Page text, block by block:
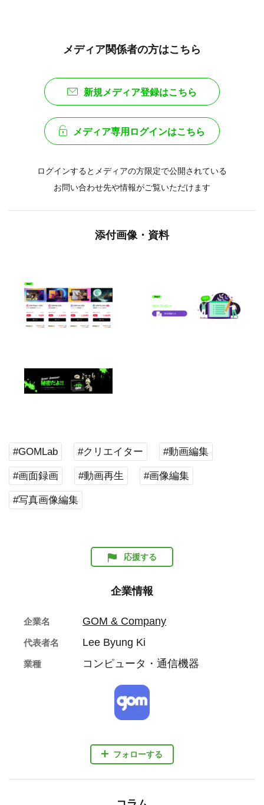
メディア関係者の方はこちら
新規メディア登録はこちら
メディア専用ログインはこちら
ログインするとメディアの方限定で公開されている
お問い合わせ先や情報がご覧いただけます
添付画像・資料
#GOMLab #クリエイター #動画編集
#画面録画 #動画再生 #画像編集
#写真画像編集
応援する
企業情報
フォローする
企業名 GOM & Company
代表者名 Lee Byung Ki
業種 コンピュータ・通信機器